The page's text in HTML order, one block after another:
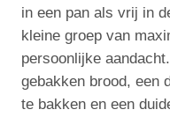
in een pan als vrij in
kleine groep van
persoonlijke
gebakken brood, een
te bakken en een